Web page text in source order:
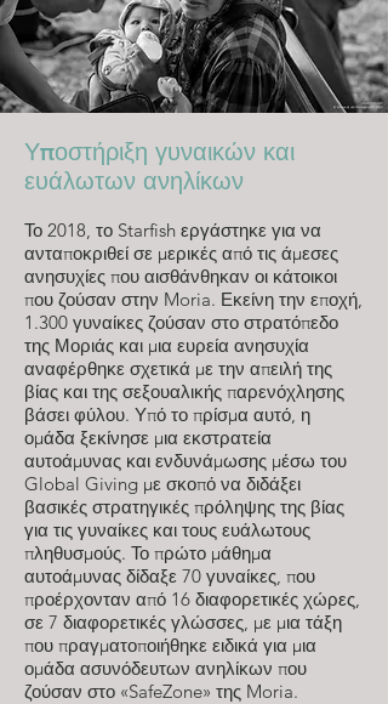
Υποστήριξη γυναικών και
ευάλωτων ανηλίκων
Το 2018, το Starfish εργάστηκε για να
ανταποκριθεί σε μερικές από τις άμεσες
ανησυχίες που αισθάνθηκαν οι κάτοικοι
που ζούσαν στην Moria. Εκείνη την εποχή,
1.300 γυναίκες ζούσαν στο στρατόπεδο
της Μοριάς και μια ευρεία ανησυχία
αναφέρθηκε σχετικά με την απειλή της
βίας και της σεξουαλικής παρενόχλησης
βάσει φύλου. Υπό το πρίσμα αυτό, η
ομάδα ξεκίνησε μια εκστρατεία
αυτοάμυνας και ενδυνάμωσης μέσω του
Global Giving με σκοπό να διδάξει
βασικές στρατηγικές πρόληψης της βίας
για τις γυναίκες και τους ευάλωτους
πληθυσμούς. Το πρώτο μάθημα
αυτοάμυνας δίδαξε 70 γυναίκες, που
προέρχονταν από 16 διαφορετικές χώρες,
σε 7 διαφορετικές γλώσσες, με μια τάξη
που πραγματοποιήθηκε ειδικά για μια
ομάδα ασυνόδευτων ανηλίκων που
ζούσαν στο «SafeZone» της Moria.